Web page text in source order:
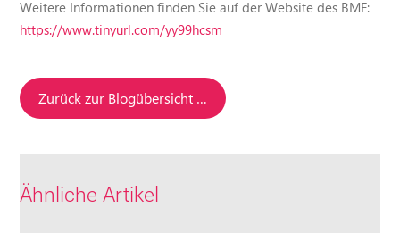
Weitere Informationen finden Sie auf der Website des BMF:
https://www.tinyurl.com/yy99hcsm
Zurück zur Blogübersicht …
Ähnliche Artikel